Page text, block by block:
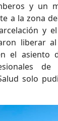
y un
a la zona
y
liberar
el asiento
de
solo